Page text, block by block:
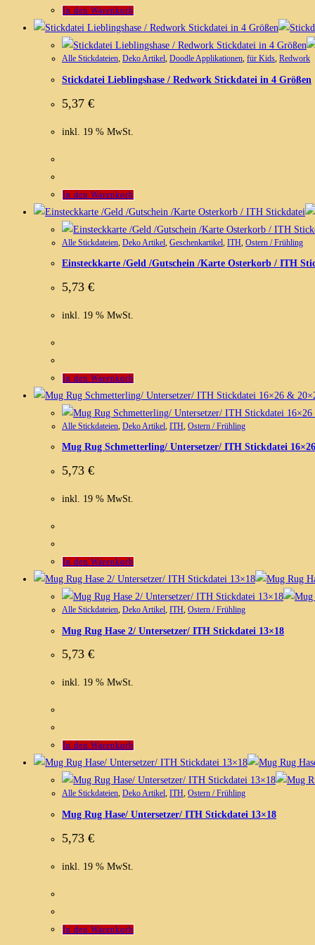
In den Warenkorb
Alle Stickdateien, Deko Artikel, Doodle Applikationen, für Kids, Redwork
Stickdatei Lieblingshase / Redwork Stickdatei in 4 Größen
5,37 €
inkl. 19 % MwSt.
In den Warenkorb
Alle Stickdateien Deko Artikel Geschenkartikel ITH Ostern / Frühling
Einsteckkarte /Geld /Gutschein /Karte Osterkorb / ITH
5,73 €
inkl. 19 % MwSt.
In den Warenkorb
Alle Stickdateien, Deko Artikel, ITH, Ostern / Frühling
Mug Rug Schmetterling/ Untersetzer/ ITH Stickdatei
5,73 €
inkl. 19 % MwSt.
In den Warenkorb
Alle Stickdateien, Deko Artikel, ITH, Ostern / Frühling
Mug Rug Hase 2/ Untersetzer/ ITH Stickdatei 13×18
5,73 €
inkl. 19 % MwSt.
In den Warenkorb
Alle Stickdateien, Deko Artikel, ITH, Ostern / Frühling
Mug Rug Hase/ Untersetzer/ ITH Stickdatei 13×18
5,73 €
inkl. 19 % MwSt.
In den Warenkorb